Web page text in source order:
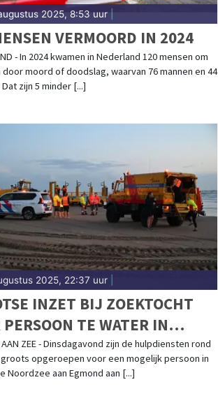
2025, 8:53 uur
VERMOORD IN 2024
- In 2024 kwamen in Nederland 120 mensen om
moord of doodslag, waarvan 76 mannen en 44
zijn 5 minder [...]
2025, 22:37 uur
INZET BIJ ZOEKTOCHT
PERSOON TE WATER IN
AAN ZEE
AAN ZEE - Dinsdagavond zijn de hulpdiensten rond
groots opgeroepen voor een mogelijk persoon in
Noordzee aan Egmond aan [...]